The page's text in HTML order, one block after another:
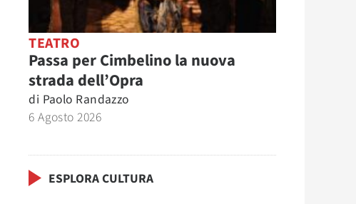
TEATRO
Passa per Cimbelino la nuova
strada dell’Opra
di Paolo Randazzo
6 Agosto 2026
ESPLORA CULTURA